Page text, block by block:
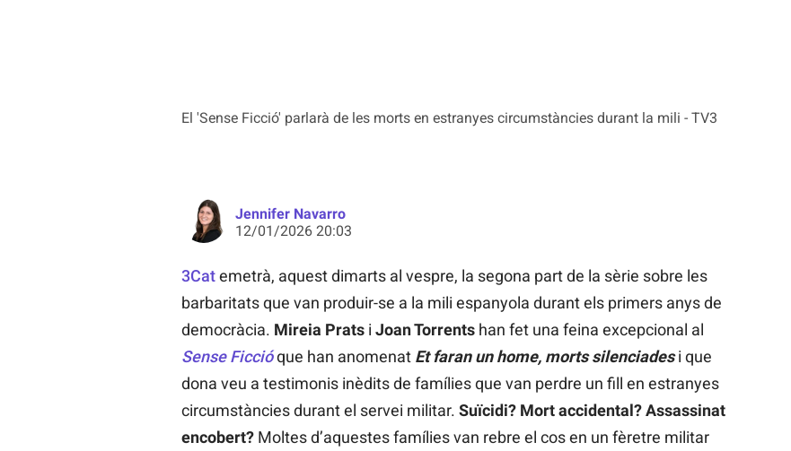
El 'Sense Ficció' parlarà de les morts en estranyes circumstàncies durant la mili - TV3
Jennifer Navarro
12/01/2026 20:03
3Catemetrà, aquest dimarts al vespre, la segona part de la sèrie sobre les
barbaritats que van produir-se a la mili espanyola durant els primers anys de
democràcia. Mireia Pratsi Joan Torrentshan fet una feina excepcional al
Sense Ficcióque han anomenat Et faran un home, morts silenciadesi que
dona veu a testimonis inèdits de famílies que van perdre un fill en estranyes
circumstàncies durant el servei militar. Suïcidi? Mort accidental? Assassinat
encobert?Moltes d’aquestes famílies van rebre el cos en un fèretre militar